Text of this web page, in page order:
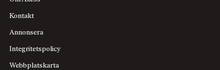
Kontakt
Annonsera
Integritetspolicy
Webbplatskarta